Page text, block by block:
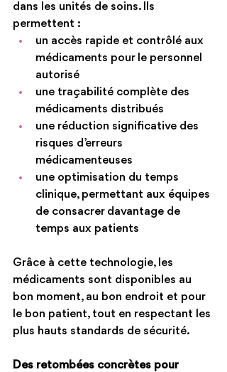
dans les unités de soins. Ils
permettent :
un accès rapide et contrôlé aux
médicaments pour le personnel
autorisé
une traçabilité complète des
médicaments distribués
une réduction significative des
risques d’erreurs
médicamenteuses
une optimisation du temps
clinique, permettant aux équipes
de consacrer davantage de
temps aux patients
Grâce à cette technologie, les
médicaments sont disponibles au
bon moment, au bon endroit et pour
le bon patient, tout en respectant les
plus hauts standards de sécurité.
Des retombées concrètes pour